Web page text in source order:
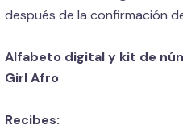
después de la confirmación
Alfabeto digital y kit de
Girl Afro
Recibes: